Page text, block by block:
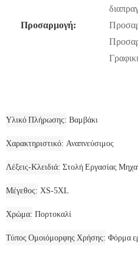
Προσαρμογή:
Υλικό Πλήρωσης Βαμβάκι
Χαρακτηριστικό Αναπνεύσιμος
Λέξεις-Κλειδιά Στολή Εργασίας
Μέγεθος XS-5XL
Χρώμα Πορτοκαλί
Τύπος Ομοιόμορφης Χρήσης Φόρμα